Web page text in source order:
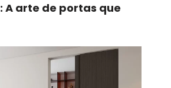
: A arte de portas que